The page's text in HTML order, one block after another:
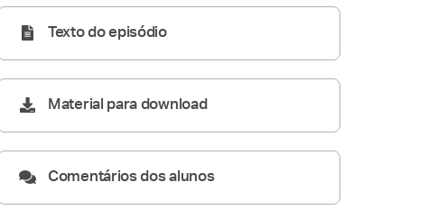
Texto do episódio
Material para download
Comentários dos alunos